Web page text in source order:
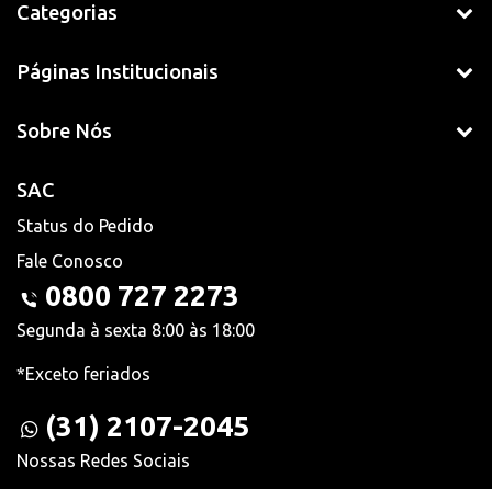
Categorias
Páginas Institucionais
Sobre Nós
SAC
Status do Pedido
Fale Conosco
0800 727 2273
Segunda à sexta 8:00 às 18:00
*Exceto feriados
(31) 2107-2045
Nossas Redes Sociais